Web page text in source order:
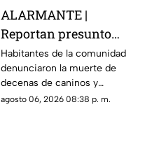
ALARMANTE |
Reportan presunto
env3nen4miento de al
menos 23 perros en
esta zona de Querétaro:
IMAGENES SENSIBLES
Habitantes de la comunidad
denunciaron la muerte de
decenas de caninos y
solicitaron que se esclarezcan
agosto 06, 2026 08:38 p. m.